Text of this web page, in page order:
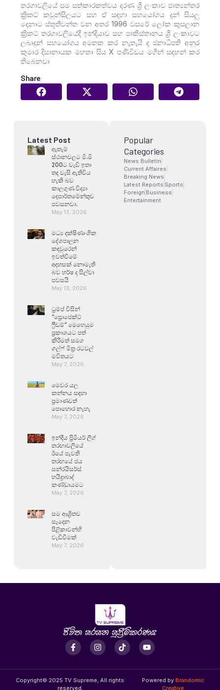
තරගාවලියේ සම සත්කාරකත්වය දරණ ශ්‍රී ලංකාව ජාත්‍යන්තර
ක්‍රිකට් කවුන්සිලයට සහ ඒ සඳහා සහයෝගය දුන් සියලු
දෙනාට ස්තූතිවන්ත වන අතර 1996 වසරේ ලෝක කුසලාන
ක්‍රිකට් තරගාවලියේදී ඉන්දියාව සහ පාකිස්තානය ශ්‍රී ලංකාවට
ලබාදුන් සහයෝගය අමතක කර නැතැයි ද ජනාධිපති අනුර
කුමාර දිසානායක මහතා සිය X පණිවිඩය මගින් සඳහන් කර
තිබෙනවා
Share
Latest Post
ඇතැම්
ස්ථානවලට මි.මි
200ට වැඩි ඉතා
තද වැසි ඇතිවිය
හැකි බව
කාලගුණ විද්‍යා
දෙපාර්තමේන්තුව
පවසනවා.
May 13, 2026
මධ්‍ය දක්ෂිණාංශික
දේශපාලන
කඳවුරෙන්
ඉවත්වීමේ
අදහසක් නොමැති
බව හර්ෂ ද සිල්වා
පවසයි
May 13, 2026
ට්‍රම්ප් විසින්
“ප්‍රොජෙක්ට්
ෆ්‍රීඩම්” මෙහෙයුම
ප්‍රකාශයට පත්
කිරීමත් සමග
ගල්ෆ් මිත්‍ර රටවල්
මවිතයට
May 7, 2026
මෙවර යල
කන්නය සඳහා
ප්‍රමාණවත්
පොහොර නැහැ
May 7, 2026
ඉන්දීය ප්‍රිමියර් ලීග්
තරඟාවලියේ
ඊයේ පැවති
තරඟයේ ජය
සන්රයිසර්ස්
හයිද්‍රාබාද්
කණ්ඩායමට
May 7, 2026
සම ආශ්‍රිතව
සෑදෙන
පිළිකාවන්හි
වැඩිවීමක්
May 7, 2026
Popular
Categories
News Bulletin
Current Affaires
Breaking News
Latest Reports Sports
Foreign Business
Entertainment
Copyright© 2025 TV Supreme, All rights
reserved.
Powered by Brandomic
Creative